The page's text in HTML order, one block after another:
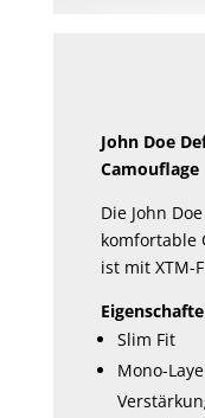
auf
der
Produktseite
gewählt
werden
John Doe
Camouflage
Die John
komfortable
ist mit XTM-
Slim Fit
Mono-